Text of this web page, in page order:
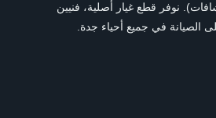
نوفر قطع غيار أصلية، فنيين
الصيانة في جميع أحياء جدة.